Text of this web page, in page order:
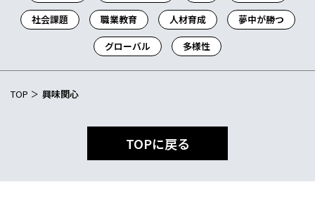
社会課題
職業教育 人材育成
夢中が勝つ
グローバル
多様性
TOP 興味関心
TOPに戻る